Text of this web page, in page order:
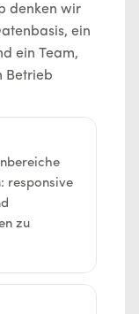
denken wir
ein
ein Team,
Betrieb
responsive
zu